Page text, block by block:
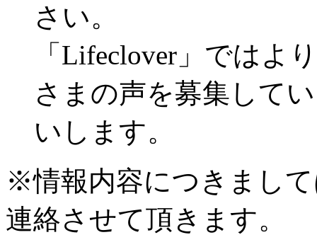
さい。
「Lifeclover」ではよ
さまの声を募集して
いします。
※情報内容につきまし
連絡させて頂きます。